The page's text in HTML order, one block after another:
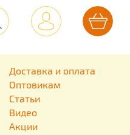
Доставка и оплата
Оптовикам
Статьи
Видео
Акции